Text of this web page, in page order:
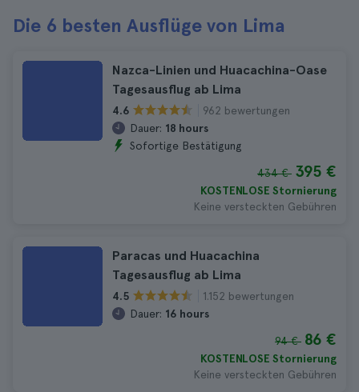
Die 6 besten Ausflüge von Lima
Nazca-Linien und Huacachina-Oase
Tagesausflug ab Lima
4.6
962 bewertungen
Dauer: 18 hours
Sofortige Bestätigung
434 € 395 €
KOSTENLOSE Stornierung
Keine versteckten Gebühren
Paracas und Huacachina
Tagesausflug ab Lima
4.5
1.152 bewertungen
Dauer: 16 hours
94 € 86 €
KOSTENLOSE Stornierung
Keine versteckten Gebühren